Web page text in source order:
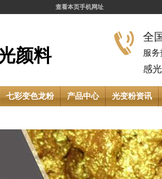
查看本页手机网址
全
服务
感
颜料
七彩变色龙粉 产品中心 光变粉资讯